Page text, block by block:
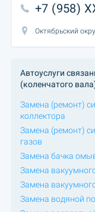
+7 (958)
Октябрьский
Автоуслуги
(коленчатого
Замена (ремонт)
коллектора
Замена (ремонт)
газов
Замена бачка
Замена
Замена
Замена водяной